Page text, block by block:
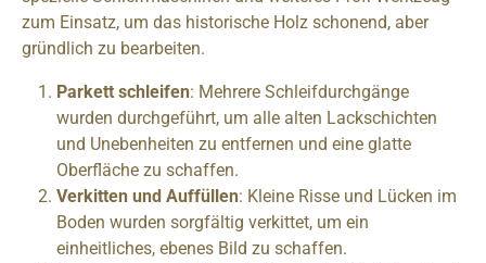
zum Einsatz, um das historische Holz schonend, aber
gründlich zu bearbeiten.
Parkett schleifen: Mehrere Schleifdurchgänge
wurden durchgeführt, um alle alten Lackschichten
und Unebenheiten zu entfernen und eine glatte
Oberfläche zu schaffen.
Verkitten und Auffüllen: Kleine Risse und Lücken im
Boden wurden sorgfältig verkittet, um ein
einheitliches, ebenes Bild zu schaffen.